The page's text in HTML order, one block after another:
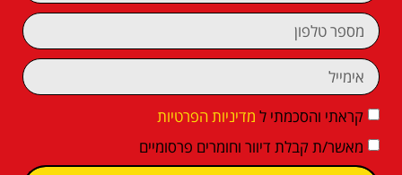
קראתי והסכמתי ל מדיניות הפרטיות
מאשר/ת קבלת דיוור וחומרים פרסומיים